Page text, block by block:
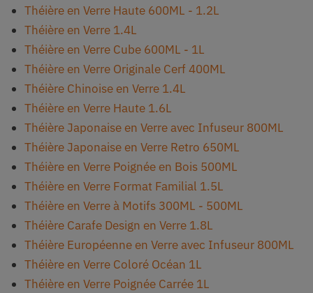
Théière en Verre Haute 600ML - 1.2L
Théière en Verre 1.4L
Théière en Verre Cube 600ML - 1L
Théière en Verre Originale Cerf 400ML
Théière Chinoise en Verre 1.4L
Théière en Verre Haute 1.6L
Théière Japonaise en Verre avec Infuseur 800ML
Théière Japonaise en Verre Retro 650ML
Théière en Verre Poignée en Bois 500ML
Théière en Verre Format Familial 1.5L
Théière en Verre à Motifs 300ML - 500ML
Théière Carafe Design en Verre 1.8L
Théière Européenne en Verre avec Infuseur 800ML
Théière en Verre Coloré Océan 1L
Théière en Verre Poignée Carrée 1L